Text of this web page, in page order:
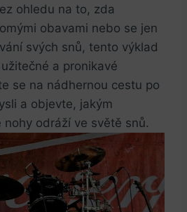
ohledu na to, zda
obavami nebo se jen
svých snů, tento výklad
a pronikavé
se na nádhernou cestu po
a objevte, jakým
nohy odráží ve světě snů.